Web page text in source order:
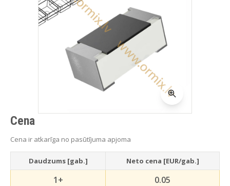
Cena
Cena ir atkarīga no pasūtījuma apjoma
Daudzums [gab.] Neto cena [EUR/gab.]
1+
0.05